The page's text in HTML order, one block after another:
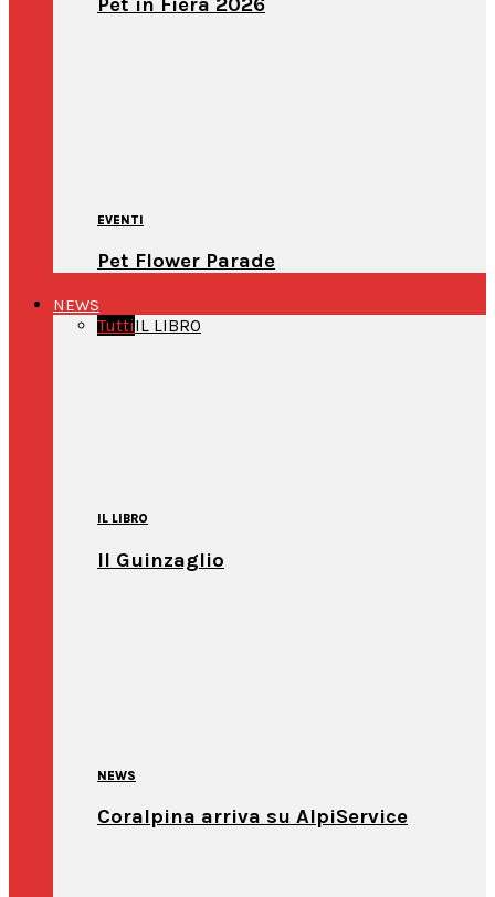
EVENTI
Pet Flower Parade
NEWS
TuttiIL LIBRO
IL LIBRO
Il Guinzaglio
NEWS
Coralpina arriva su AlpiService